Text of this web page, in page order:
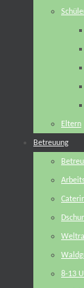
Eltern
Betreuung
8-13